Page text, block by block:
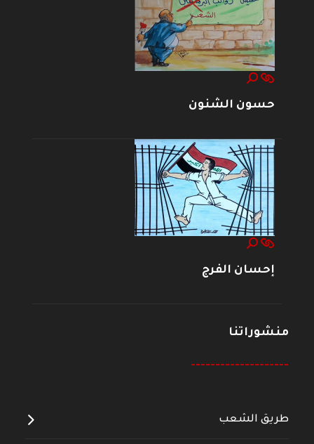
حسون الشنون
إحسان الفرج
منشوراتنا
--------------------
طريق الشعب